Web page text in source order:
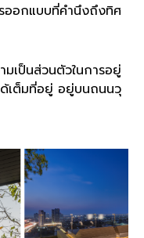
ออกแบบที่คำนึงถึงทิศ
เป็นส่วนตัวในการอยู่
เต็มที่อยู่ อยู่บนถนนวุ